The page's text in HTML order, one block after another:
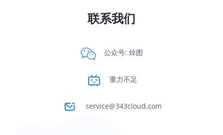
联系我们
公众号: 焯图
重力不足
service@343cloud.com